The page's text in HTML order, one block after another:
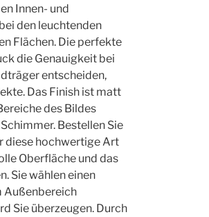
Innen- und
den leuchtenden
Flächen. Die perfekte
die Genauigkeit bei
entscheiden,
Das Finish ist matt
des Bildes
Bestellen Sie
diese hochwertige Art
Oberfläche und das
Sie wählen einen
Außenbereich
Sie überzeugen. Durch